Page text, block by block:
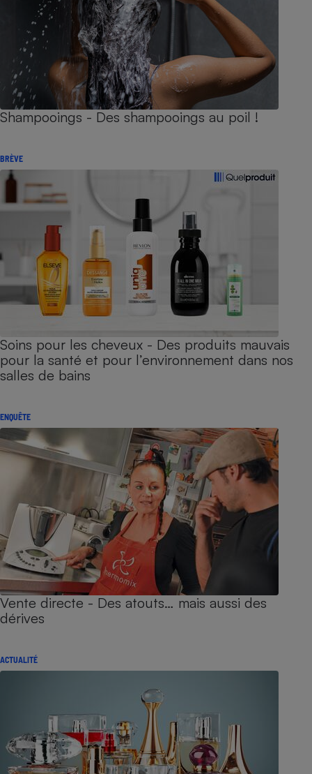
Shampooings - Des shampooings au poil !
BRÈVE
Soins pour les cheveux - Des produits mauvais
pour la santé et pour l’environnement dans nos
salles de bains
ENQUÊTE
Vente directe - Des atouts… mais aussi des
dérives
ACTUALITÉ